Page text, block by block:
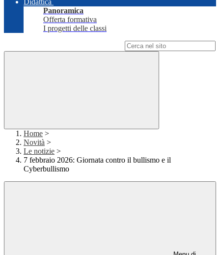
Didattica
Panoramica
Offerta formativa
I progetti delle classi
Home >
Novità >
Le notizie >
7 febbraio 2026: Giornata contro il bullismo e il
Cyberbullismo